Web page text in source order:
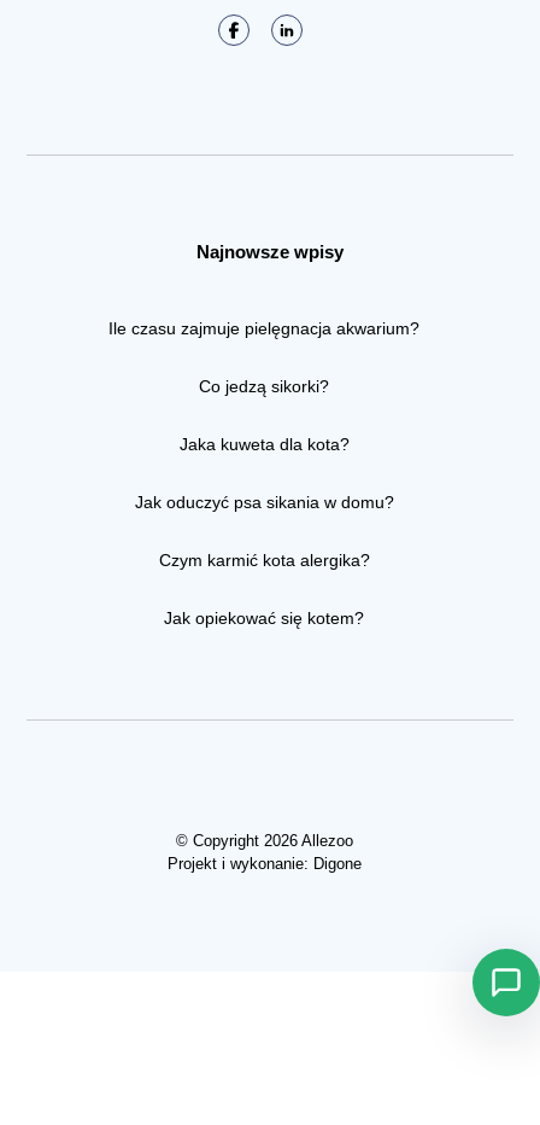
Najnowsze wpisy
Ile czasu zajmuje pielęgnacja akwarium?
Co jedzą sikorki?
Jaka kuweta dla kota?
Jak oduczyć psa sikania w domu?
Czym karmić kota alergika?
Jak opiekować się kotem?
© Copyright 2026 Allezoo
Projekt i wykonanie: Digone